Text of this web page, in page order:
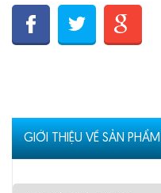
GIỚI THIỆU VỀ SẢN PHẨM